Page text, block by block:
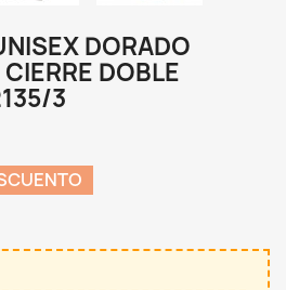
DORADO
DOBLE
3